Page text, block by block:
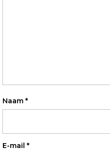
Naam *
E-mail *